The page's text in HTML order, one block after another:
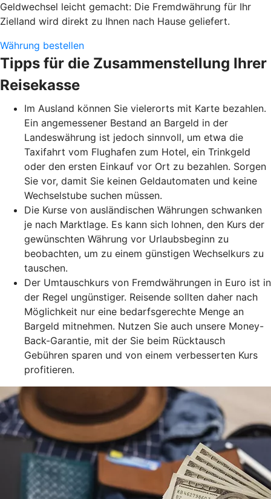
Geldwechsel leicht gemacht: Die Fremdwährung für Ihr
Zielland wird direkt zu Ihnen nach Hause geliefert.
Währung bestellen
Tipps für die Zusammenstellung Ihrer
Reisekasse
Im Ausland können Sie vielerorts mit Karte bezahlen.
Ein angemessener Bestand an Bargeld in der
Landeswährung ist jedoch sinnvoll, um etwa die
Taxifahrt vom Flughafen zum Hotel, ein Trinkgeld
oder den ersten Einkauf vor Ort zu bezahlen. Sorgen
Sie vor, damit Sie keinen Geldautomaten und keine
Wechselstube suchen müssen.
Die Kurse von ausländischen Währungen schwanken
je nach Marktlage. Es kann sich lohnen, den Kurs der
gewünschten Währung vor Urlaubsbeginn zu
beobachten, um zu einem günstigen Wechselkurs zu
tauschen.
Der Umtauschkurs von Fremdwährungen in Euro ist in
der Regel ungünstiger. Reisende sollten daher nach
Möglichkeit nur eine bedarfsgerechte Menge an
Bargeld mitnehmen. Nutzen Sie auch unsere Money-
Back-Garantie, mit der Sie beim Rücktausch
Gebühren sparen und von einem verbesserten Kurs
profitieren.